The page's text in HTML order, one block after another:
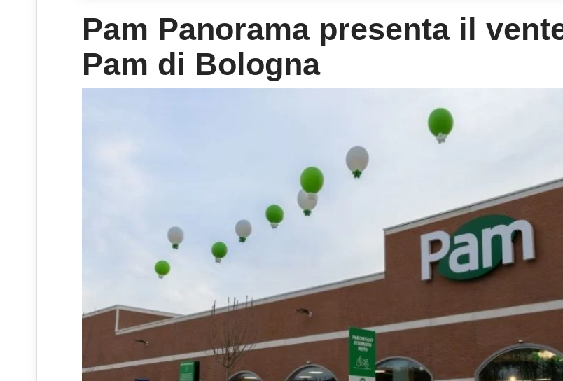
Pam Panorama presenta il
Pam di Bologna